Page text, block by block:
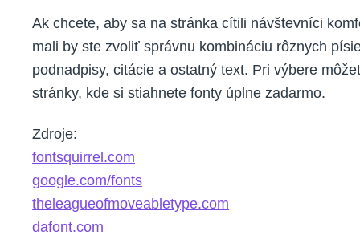
Ak chcete, aby sa na stránka cítili návštevníci
mali by ste zvoliť správnu kombináciu rôznych
podnadpisy, citácie a ostatný text. Pri výbere
stránky, kde si stiahnete fonty úplne zadarmo.
Zdroje:
fontsquirrel.com
google.com/fonts
theleagueofmoveabletype.com
dafont.com